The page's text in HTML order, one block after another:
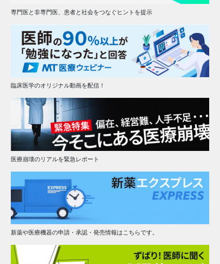
専門医と非専門医、患者と社会をつなぐヒントを提示
臨床医学のオリジナル動画を配信！
医療崩壊のリアルを緊急レポート
新薬や医療機器の申請・承認・発売情報はこちらです。